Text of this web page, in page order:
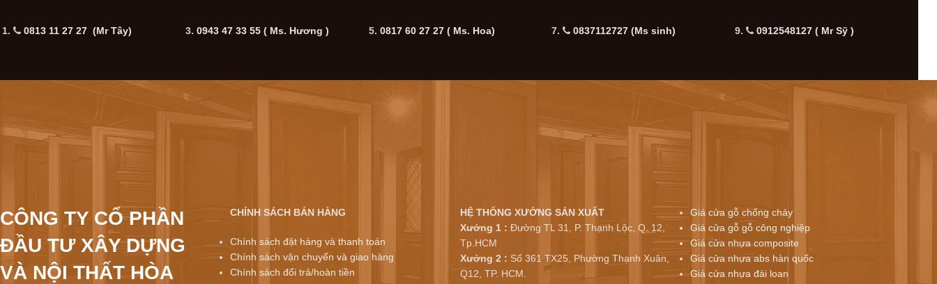
1. 0813 11 27 27 (Mr Tây) 3. 0943 47 33 55( Ms. Hương ) 5. 0817 60 27 27( Ms. Hoa) 7. 0837112727 (Ms sinh) 9. 0912548127 ( Mr Sỹ )
CÔNG TY CỔ PHẦN
ĐẦU TƯ XÂY DỰNG
VÀ NỘI THẤT HÒA
CHÍNH SÁCH BÁN HÀNG
Chính sách đặt hàng và thanh toán
Chính sách vận chuyển và giao hàng
Chính sách đổi trả/hoàn tiền
HỆ THỐNG XƯỞNG SẢN XUẤT
Xưởng 1 : Đường TL 31, P. Thạnh Lộc, Q. 12,
Tp.HCM
Xưởng 2 : Số 361 TX25, Phường Thạnh Xuân,
Q12, TP. HCM.
Giá cửa gỗ chống cháy
Giá cửa gỗ gỗ công nghiệp
Giá cửa nhựa composite
Giá cửa nhựa abs hàn quốc
Giá cửa nhựa đài loan